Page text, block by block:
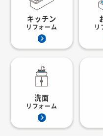
キッチン
リフォーム リ
洗面
リフォーム